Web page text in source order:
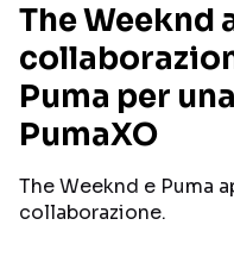
RECENSIONI MUSICALI
INTERVISTE
GOSSIP E CURIOSITÀ
The Weeknd
Puma per
PumaXO
The Weeknd e Puma
collaborazione.